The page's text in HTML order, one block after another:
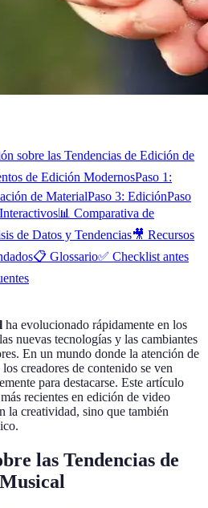
sobre las Tendencias de Edición de
de Edición ModernosPaso 1:
de MaterialPaso 3: EdiciónPaso
📊 Comparativa de
de Datos y Tendencias🎥 Recursos
📋 Glossario✅ Checklist antes
ha evolucionado rápidamente en los
nuevas tecnologías y las cambiantes
En un mundo donde la atención de
creadores de contenido se ven
para destacarse. Este artículo
recientes en edición de video
la creatividad, sino que también
las Tendencias de